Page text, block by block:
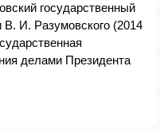
государственный
В. И. Разумовского (2014
делами Президента